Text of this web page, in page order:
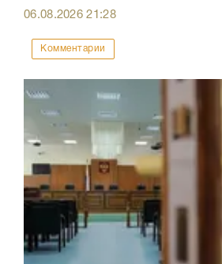
06.08.202621:28
Комментарии